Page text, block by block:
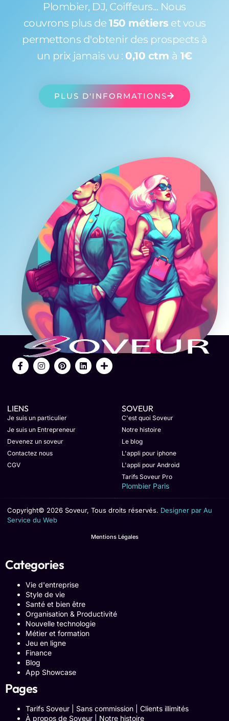
Plombier, DJ, Coiffeurs... Nous
couvrons plus de 150 métiers et vous
permettons d'obtenir des prospects à
un prix jamais vu : 0,10 ctm à 1€
PLUS D'INFORMATIONS
LIENS
Je suis un particulier
Je suis un Entrepreneur
Devenez un soveur
Contactez nous
CGV
SOVEUR
C'est quoi Soveur
Notre histoire
Le blog
L'appli pour iphone
L'appli pour Android
Tarifs Soveur Pro
Plombier Paris
Copyright© 2026 Soveur, Tous droits réservés. Designer par Au
Service du Web
Mentions Légales
Categories
Vie d'entreprise
Style de vie
Santé et bien être
Organisation & Productivité
Nouvelle technologie
Métier et formation
Jeu en ligne
Finance
Blog
App Showcase
Pages
Tarifs Soveur | Sans commission | Clients illimités
À propos de Soveur | Notre histoire